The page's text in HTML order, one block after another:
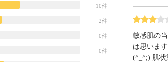
10件
2件
0件
0件
敏感肌の
は思いま
(^_^;) 肌状